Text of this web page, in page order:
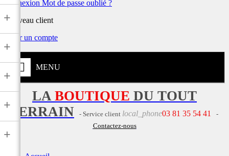
Connexion Mot de passe oublié ?
Nouveau client
Créer un compte
MENU
+
+
+
+
+
LA BOUTIQUE DU TOUT
TERRAIN
- Service client local_phone03 81 35 54 41
-
Contactez-nous